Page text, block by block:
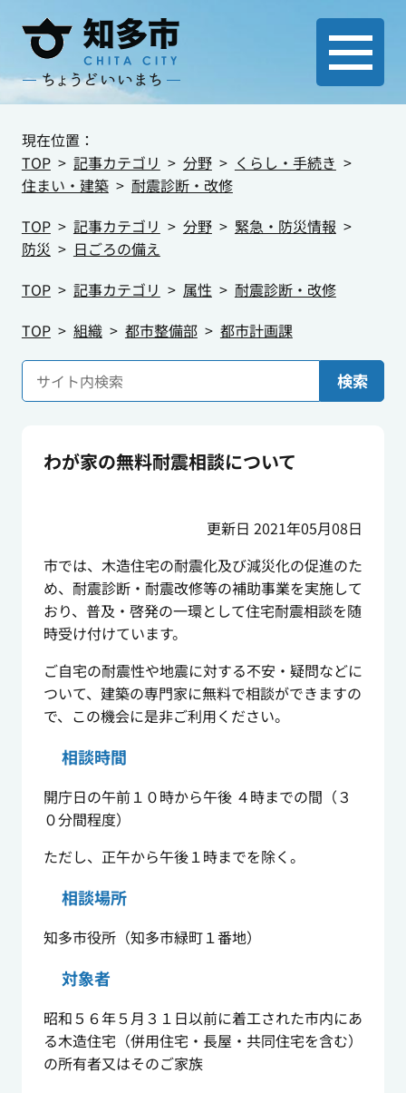
現在位置：
TOP
記事カテゴリ 分野
くらし・手続き
住まい・建築
耐震診断・改修
TOP
記事カテゴリ 分野
緊急・防災情報
防災
日ごろの備え
TOP
記事カテゴリ 属性
耐震診断・改修
TOP
組織 都市整備部 都市計画課
検索
わが家の無料耐震相談について
更新日 2021年05月08日
市では、木造住宅の耐震化及び減災化の促進のた
め、耐震診断・耐震改修等の補助事業を実施して
おり、普及・啓発の一環として住宅耐震相談を随
時受け付けています。
ご自宅の耐震性や地震に対する不安・疑問などに
ついて、建築の専門家に無料で相談ができますの
で、この機会に是非ご利用ください。
相談時間
開庁日の午前１０時から午後 ４時までの間（３
０分間程度）
ただし、正午から午後１時までを除く。
相談場所
知多市役所（知多市緑町１番地）
対象者
昭和５６年５月３１日以前に着工された市内にあ
る木造住宅（併用住宅・長屋・共同住宅を含む）
の所有者又はそのご家族